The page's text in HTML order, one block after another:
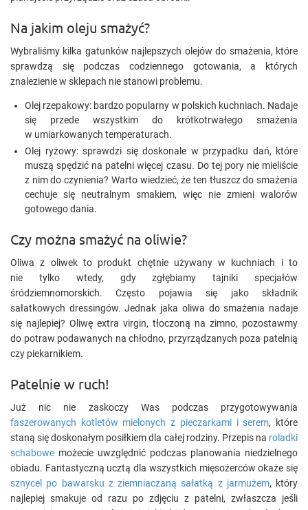
Na jakim oleju smażyć?
Wybraliśmy kilka gatunków najlepszych olejów do smażenia, które
sprawdzą się podczas codziennego gotowania, a których
znalezienie w sklepach nie stanowi problemu.
Olej rzepakowy: bardzo popularny w polskich kuchniach. Nadaje
się przede wszystkim do krótkotrwałego smażenia
w umiarkowanych temperaturach.
Olej ryżowy: sprawdzi się doskonale w przypadku dań, które
muszą spędzić na patelni więcej czasu. Do tej pory nie mieliście
z nim do czynienia? Warto wiedzieć, że ten tłuszcz do smażenia
cechuje się neutralnym smakiem, więc nie zmieni walorów
gotowego dania.
Czy można smażyć na oliwie?
Oliwa z oliwek to produkt chętnie używany w kuchniach i to
nie tylko wtedy, gdy zgłębiamy tajniki specjałów
śródziemnomorskich. Często pojawia się jako składnik
sałatkowych dressingów. Jednak jaka oliwa do smażenia nadaje
się najlepiej? Oliwę extra virgin, tłoczoną na zimno, pozostawmy
do potraw podawanych na chłodno, przyrządzanych poza patelnią
czy piekarnikiem.
Patelnie w ruch!
Już nic nie zaskoczy Was podczas przygotowywania
faszerowanych kotletów mielonych z pieczarkami i serem, które
staną się doskonałym posiłkiem dla całej rodziny. Przepis na roladki
schabowe możecie uwzględnić podczas planowania niedzielnego
obiadu. Fantastyczną ucztą dla wszystkich mięsożerców okaże się
sznycel po bawarsku z ziemniaczaną sałatką z jarmużem, który
najlepiej smakuje od razu po zdjęciu z patelni, zwłaszcza jeśli